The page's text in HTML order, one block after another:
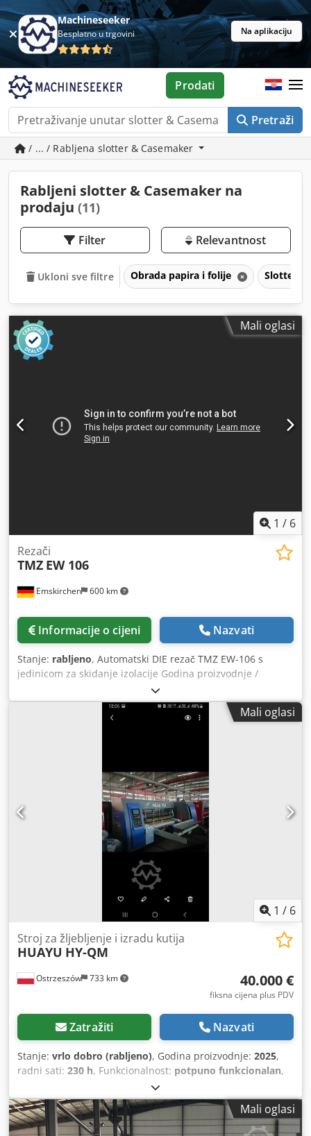
Machineseeker
Besplatno u trgovini Na aplikaciju
Pretraži
Prodati
/ ... / Rabljena slotter & Casemaker
Rabljeni slotter & Casemaker na
prodaju (11)
Filter Relevantnost
Ukloni sve filtre Obrada papira i folije Slotter &
Mali oglasi
1 / 6
Emskirchen 600 km
Rezači
TMZ EW 106
Informacije o cijeni Nazvati
Stanje: rabljeno, Automatski DIE rezač TMZ EW-106 s
jedinicom za skidanje izolacije Godina proizvodnje /
Godina 1995. - Serijski br. 2643 Format / Veličina lista min.
450 x 450 mm - max Debljina min. 200 g/m² Debljina
kartona / Debljina valovitog kartona max
skidanje i dvostrukom kontrolom listova. Online video
pregled putem Skype videa Bili bismo jako zadovoljni
vašim posjetom - više strojeva na zalihi Odmah dostupno -
može se pogledati Na zalihama Emskirchen / Nürnberg -
Može se testirati Chodpjh Uw Tlsfx Am Asa
Mali oglasi
1 / 6
Ostrzeszów 733 km
Stroj za žljebljenje i izradu kutija
HUAYU HY-QM
40.000 €
fiksna cijena plus PDV
Zatražiti Nazvati
Stanje: vrlo dobro (rabljeno), Godina proizvodnje: 2025,
radni sati: 230 h, Funkcionalnost: potpuno funkcionalan,
Stroj za rotacijsko rezanje kartonskih ambalaža dimenzija
2500x1600 pomoću matrica. Dodatno, stroj ima uređaj za
slaganje, uređaj za otresanje i uređaj za slaganje
proizvoda. Codpfxjzi Apqs Am Ajha
Mali oglasi